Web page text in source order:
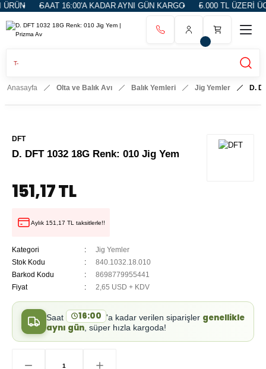
SAAT 16:00'A KADAR AYNI GÜN KARGO 5.000 TL ÜZERİ
Anasayfa Olta ve Balık Avı Balık Yemleri Jig Yemler D.
DFT
D. DFT 1032 18G Renk: 010 Jig Yem
151,17 TL
Aylık 151,17 TL taksitlerle!!
Kategori
Jig Yemler
Stok Kodu
840.1032.18.010
Barkod Kodu
8698779955441
Fiyat
2,65 USD + KDV
Saat 16:00 'a kadar verilen siparişler genellikle
aynı gün, süper hızla kargoda!